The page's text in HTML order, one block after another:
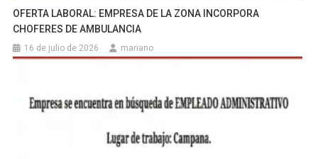
OFERTA LABORAL: EMPRESA DE LA ZONA INCORPORA
CHOFERES DE AMBULANCIA
16 de julio de 2026 mariano